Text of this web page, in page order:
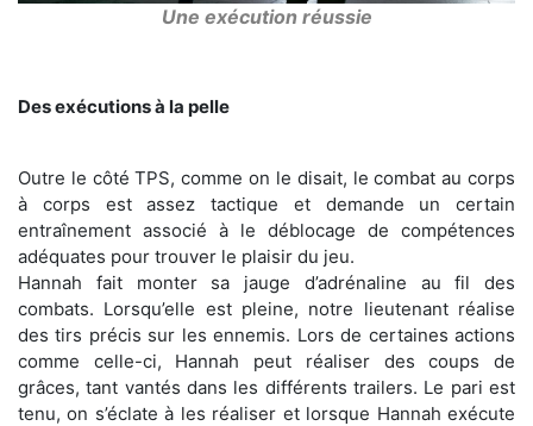
Une exécution réussie
Des exécutions à la pelle
Outre le côté TPS, comme on le disait, le combat au corps
à corps est assez tactique et demande un certain
entraînement associé à le déblocage de compétences
adéquates pour trouver le plaisir du jeu.
Hannah fait monter sa jauge d’adrénaline au fil des
combats. Lorsqu’elle est pleine, notre lieutenant réalise
des tirs précis sur les ennemis. Lors de certaines actions
comme celle-ci, Hannah peut réaliser des coups de
grâces, tant vantés dans les différents trailers. Le pari est
tenu, on s’éclate à les réaliser et lorsque Hannah exécute